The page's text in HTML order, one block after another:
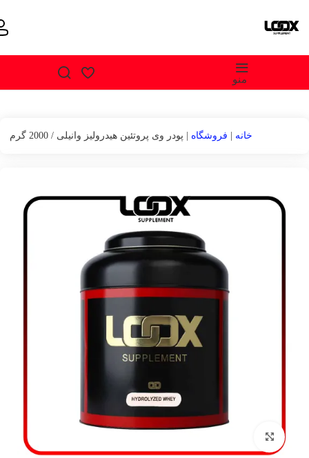
منو
خانه فروشگاه پودر وی پروتئین هیدرولیز وانیلی / 2000 گرم